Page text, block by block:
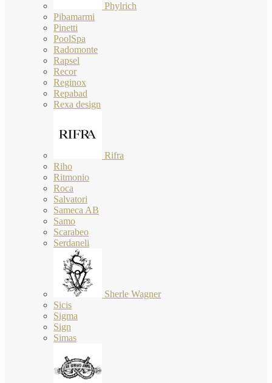
Phylrich
Pibamarmi
Pinetti
PoolSpa
Radomonte
Rapsel
Recor
Reginox
Repabad
Rexa design
Rifra
Riho
Ritmonio
Roca
Salvatori
Sameca AB
Samo
Scarabeo
Serdaneli
Sherle Wagner
Sicis
Sigma
Sign
Simas